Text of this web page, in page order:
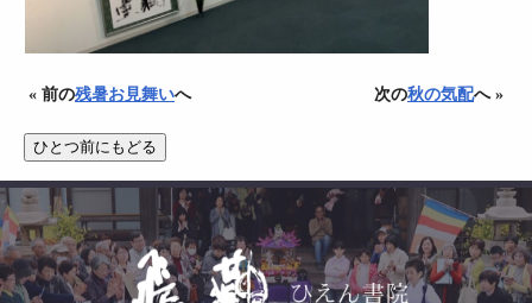
« 前の残暑お見舞いへ 次の秋の気配へ »